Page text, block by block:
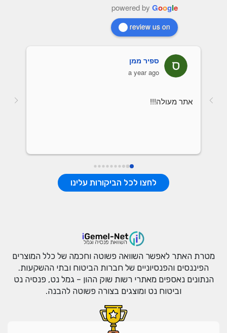
powered by Google
review us on
ספיר ממן
a year ago
אתר מעולה!!!
לחצו לכל הביקורות עלינו
מטרת האתר לאפשר השוואה פשוטה וחכמה של כלל המוצרים
הפיננסים והפנסיוניים של חברות הביטוח ובתי ההשקעות.
הנתונים נאספים מאתרי רשות שוק ההון – גמל נט, פנסיה נט
וביטוח נט ומוצגים בצורה פשוטה להבנה.